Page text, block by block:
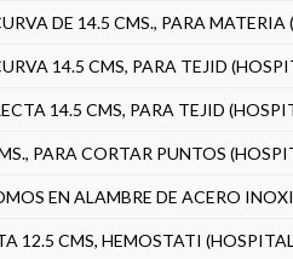
DE 14.5 CMS., PARA MATERIA
14.5 CMS, PARA TEJID
14.5 CMS, PARA TEJID
PARA CORTAR PUNTOS
EN ALAMBRE DE ACERO
12.5 CMS, HEMOSTATI